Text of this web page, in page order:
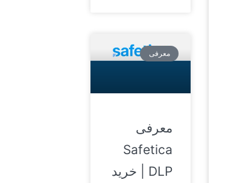
معرفی
معرفی
Safetica
DLP | خرید